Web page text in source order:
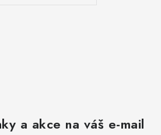
a akce na váš e-mail